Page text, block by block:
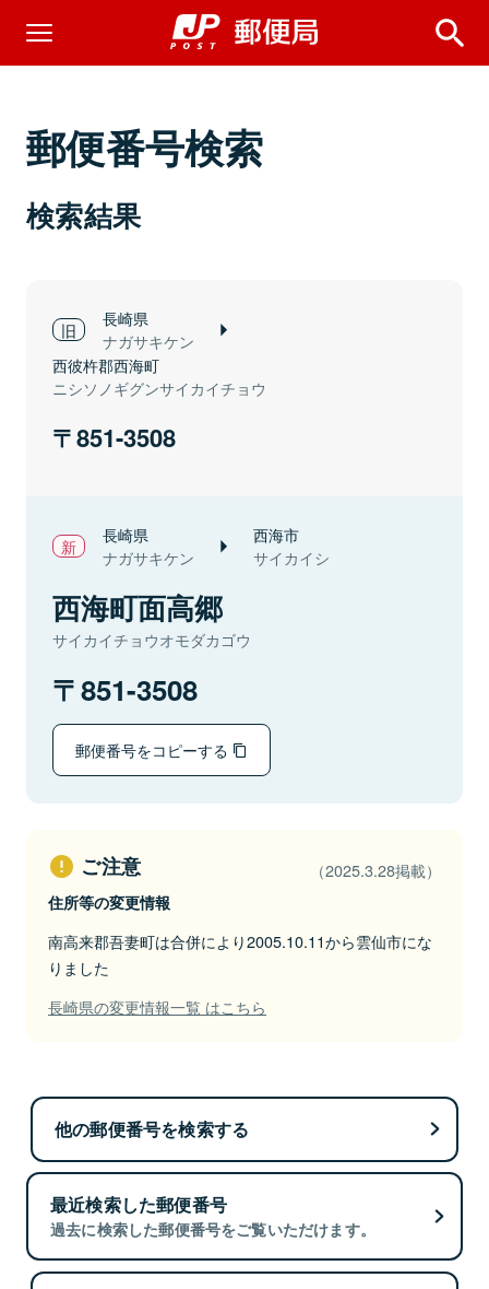
郵便番号検索
検索結果
長崎県
ナガサキケン
西彼杵郡西海町
ニシソノギグンサイカイチョウ
851-3508
長崎県
ナガサキケン
西海市
サイカイシ
西海町面高郷
サイカイチョウオモダカゴウ
851-3508
郵便番号をコピーする
ご注意 （2025.3.28掲載）
住所等の変更情報
南高来郡吾妻町は合併により2005.10.11から雲仙市にな
りました
長崎県の変更情報一覧 はこちら
他の郵便番号を検索する
最近検索した郵便番号
過去に検索した郵便番号をご覧いただけます。